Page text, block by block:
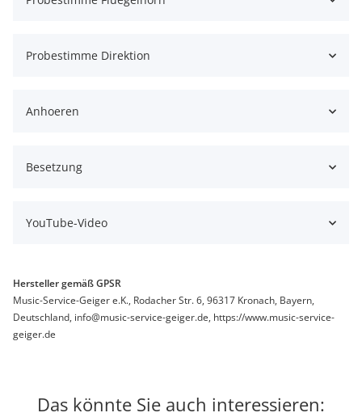
Probestimme Direktion
Anhoeren
Besetzung
YouTube-Video
Hersteller gemäß GPSR
Music-Service-Geiger e.K., Rodacher Str. 6, 96317 Kronach, Bayern,
Deutschland, info@music-service-geiger.de, https://www.music-service-
geiger.de
Das könnte Sie auch interessieren: